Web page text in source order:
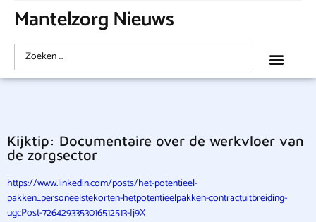
Mantelzorg Nieuws
Kijktip: Documentaire over de werkvloer van
de zorgsector
https://www.linkedin.com/posts/het-potentieel-
pakken_personeelstekorten-hetpotentieelpakken-contractuitbreiding-
ugcPost-7264293353016512513-Jj9X